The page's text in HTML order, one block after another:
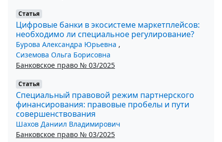
Статья
Цифровые банки в экосистеме маркетплейсов:
необходимо ли специальное регулирование?
Бурова Александра Юрьевна ,
Сиземова Ольга Борисовна
Банковское право № 03/2025
Статья
Специальный правовой режим партнерского
финансирования: правовые пробелы и пути
совершенствования
Шахов Даниил Владимирович
Банковское право № 03/2025